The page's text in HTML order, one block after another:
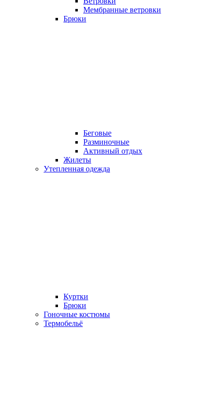
Мембранные ветровки
Брюки
Беговые
Разминочные
Активный отдых
Жилеты
Утепленная одежда
Куртки
Брюки
Гоночные костюмы
Термобельё